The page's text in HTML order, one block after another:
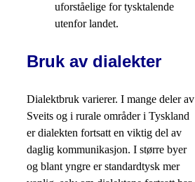
uforståelige for tysktalende
utenfor landet.
Bruk av dialekter
Dialektbruk varierer. I mange deler av
Sveits og i rurale områder i Tyskland
er dialekten fortsatt en viktig del av
daglig kommunikasjon. I større byer
og blant yngre er standardtysk mer